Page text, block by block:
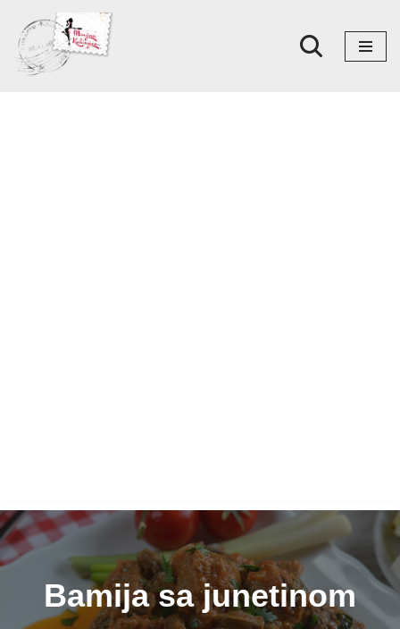
Skoči
na
Bamija sa junetinom